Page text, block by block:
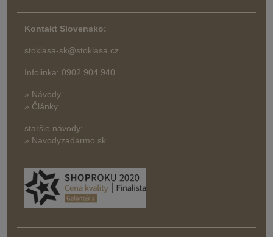
Kontakt Slovensko:
stoklasa-sk@stoklasa.cz
Infolinka: 0902 904 940
» Návody
» Články
staršie návody:
» Navodyzadarmo.sk